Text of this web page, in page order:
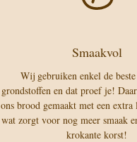
Smaakvol
Wij gebruiken enkel de
grondstoffen en dat proef je!
ons brood gemaakt met een extra
wat zorgt voor nog meer smaak
krokante korst!